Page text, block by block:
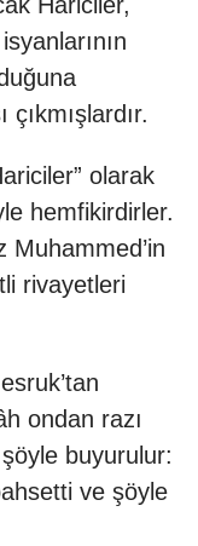
olarak
hemfikirdirler.
Muhammed’in
rivayetleri
ondan razı
buyurulur:
ve şöyle